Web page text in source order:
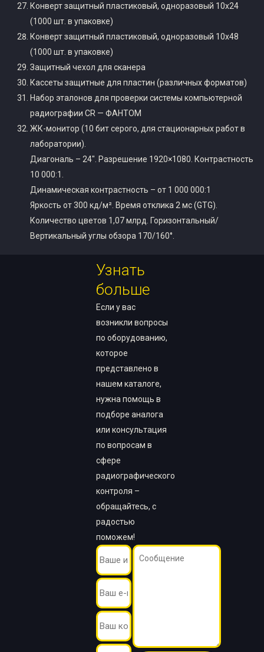
Конверт защитный пластиковый, одноразовый 10х24
(1000 шт. в упаковке)
Конверт защитный пластиковый, одноразовый 10х48
(1000 шт. в упаковке)
Защитный чехол для сканера
Кассеты защитные для пластин (различных форматов)
Набор эталонов для проверки системы компьютерной
радиографии CR — ФАНТОМ
ЖК-монитор (10 бит серого, для стационарных работ в
лаборатории).
Диагональ – 24″. Разрешение 1920×1080. Контрастность
10 000:1.
Динамическая контрастность – от 1 000 000:1
Яркость от 300 кд/м². Время отклика 2 мс (GTG).
Количество цветов 1,07 млрд. Горизонтальный/
Вертикальный углы обзора 170/160°.
Узнать
больше
Если у вас
возникли вопросы
по оборудованию,
которое
представлено в
нашем каталоге,
нужна помощь в
подборе аналога
или консультация
по вопросам в
сфере
радиографического
контроля –
обращайтесь, с
радостью
поможем!